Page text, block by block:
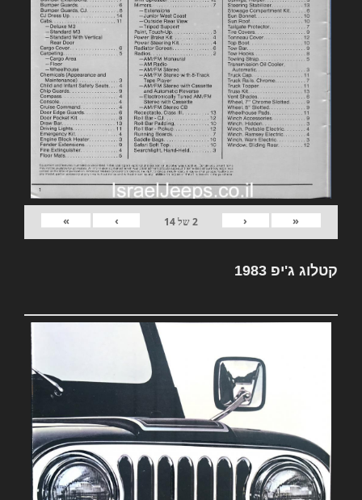
«
‹
2של14
›
»
קטלוג ג'יפ 1983